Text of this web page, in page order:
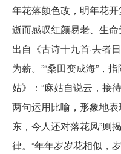
年花落颜色改，明年花
逝而感叹红颜易老、生命
出自《古诗十九首·去者
为薪。”“桑田变成海”，
姑》：“麻姑自说云，接
两句运用比喻，形象地
东，今人还对落花风”则
律。“年年岁岁花相似，